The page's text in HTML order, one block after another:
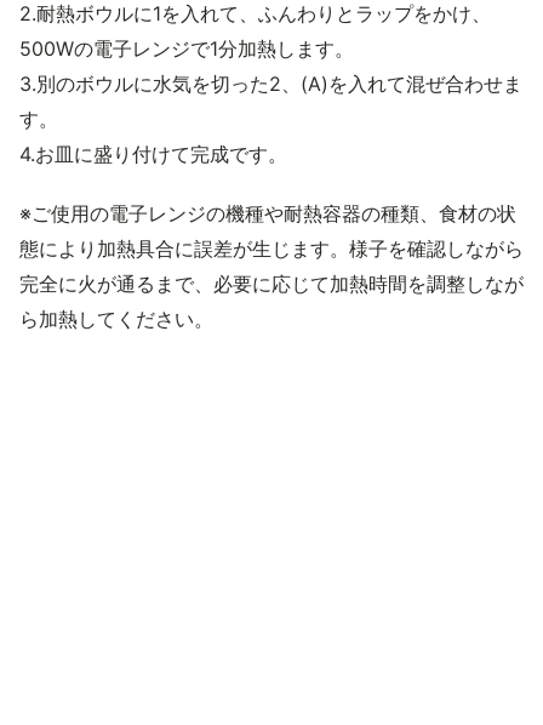
2.耐熱ボウルに1を入れて、ふんわりとラップをかけ、
500Wの電子レンジで1分加熱します。
3.別のボウルに水気を切った2、(A)を入れて混ぜ合わせま
す。
4.お皿に盛り付けて完成です。
※ご使用の電子レンジの機種や耐熱容器の種類、食材の状
態により加熱具合に誤差が生じます。様子を確認しながら
完全に火が通るまで、必要に応じて加熱時間を調整しなが
ら加熱してください。